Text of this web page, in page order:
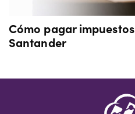
Cómo pagar
Santander